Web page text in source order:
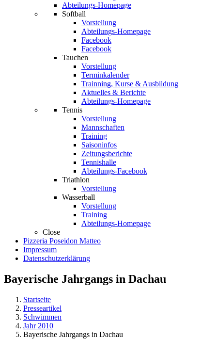
Abteilungs-Homepage
Softball
Vorstellung
Abteilungs-Homepage
Facebook
Facebook
Tauchen
Vorstellung
Terminkalender
Trainning, Kurse & Ausbildung
Aktuelles & Berichte
Abteilungs-Homepage
Tennis
Vorstellung
Mannschaften
Training
Saisoninfos
Zeitungsberichte
Tennishalle
Abteilungs-Facebook
Triathlon
Vorstellung
Wasserball
Vorstellung
Training
Abteilungs-Homepage
Close
Pizzeria Poseidon Matteo
Impressum
Datenschutzerklärung
Bayerische Jahrgangs in Dachau
Startseite
Presseartikel
Schwimmen
Jahr 2010
Bayerische Jahrgangs in Dachau